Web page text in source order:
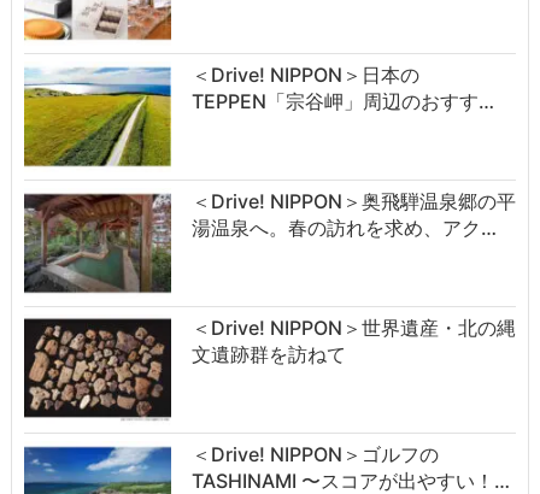
＜Drive! NIPPON＞日本の
TEPPEN「宗谷岬」周辺のおすす…
＜Drive! NIPPON＞奥飛騨温泉郷の平
湯温泉へ。春の訪れを求め、アク…
＜Drive! NIPPON＞世界遺産・北の縄
文遺跡群を訪ねて
＜Drive! NIPPON＞ゴルフの
TASHINAMI 〜スコアが出やすい！…